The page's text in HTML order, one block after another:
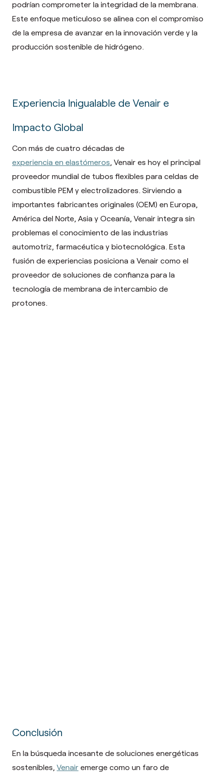
podrían comprometer la integridad de la membrana.
Este enfoque meticuloso se alinea con el compromiso
de la empresa de avanzar en la innovación verde y la
producción sostenible de hidrógeno.
Experiencia Inigualable de Venair e
Impacto Global
Con más de cuatro décadas de
experiencia en elastómeros, Venair es hoy el principal
proveedor mundial de tubos flexibles para celdas de
combustible PEM y electrolizadores. Sirviendo a
importantes fabricantes originales (OEM) en Europa,
América del Norte, Asia y Oceanía, Venair integra sin
problemas el conocimiento de las industrias
automotriz, farmacéutica y biotecnológica. Esta
fusión de experiencias posiciona a Venair como el
proveedor de soluciones de confianza para la
tecnología de membrana de intercambio de
protones.
Conclusión
En la búsqueda incesante de soluciones energéticas
sostenibles, Venair emerge como un faro de